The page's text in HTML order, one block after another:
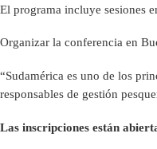
El programa incluye sesiones
Organizar la conferencia en
“Sudamérica es uno de los
responsables de gestión
Las inscripciones están